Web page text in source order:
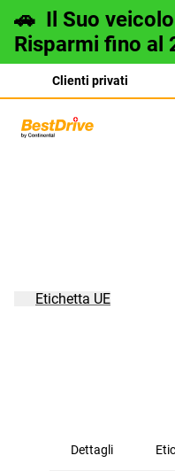
🚗 Il Suo
Risparmi fino al
Clienti privati
Etichetta UE
Dettagli